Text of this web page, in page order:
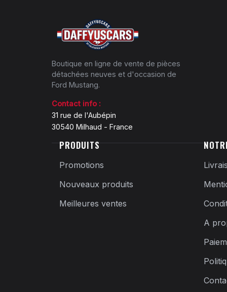
Boutique en ligne de vente de pièces
détachées neuves et d'occasion de
Ford Mustang.
Contact info :
31 rue de l'Aubépin
30540 Milhaud - France
PRODUITS
Promotions
Nouveaux produits
Meilleures ventes
A